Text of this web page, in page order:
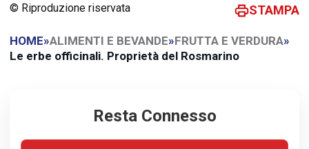
© Riproduzione riservata STAMPA
HOME»ALIMENTI E BEVANDE»FRUTTA E VERDURA»
Le erbe officinali. Proprietà del Rosmarino
Resta Connesso